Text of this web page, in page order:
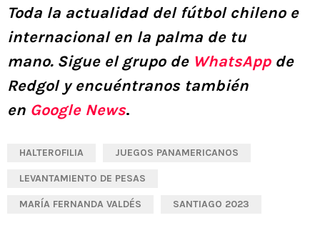
Toda la actualidad del fútbol chileno e
internacional en la palma de tu
mano. Sigue el grupo de WhatsAppde
Redgol y encuéntranos también
en Google News.
HALTEROFILIA JUEGOS PANAMERICANOS
LEVANTAMIENTO DE PESAS
MARÍA FERNANDA VALDÉS SANTIAGO 2023